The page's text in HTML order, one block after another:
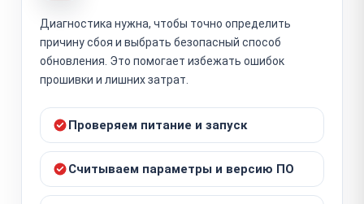
Диагностика нужна, чтобы точно определить
причину сбоя и выбрать безопасный способ
обновления. Это помогает избежать ошибок
прошивки и лишних затрат.
Проверяем питание и запуск
Считываем параметры и версию ПО